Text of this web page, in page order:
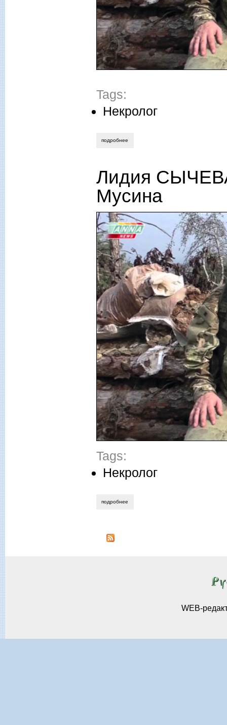
Tags:
Некролог
подробнее
Лидия
Мусина
Tags:
Некролог
подробнее
WEB-